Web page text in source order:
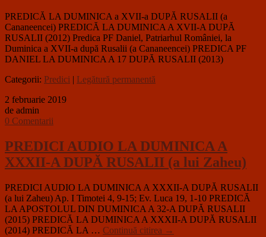
PREDICĂ LA DUMINICA a XVII-a DUPĂ RUSALII (a
Cananeencei) PREDICĂ LA DUMINICA A XVII-A DUPĂ
RUSALII (2012) Predica PF Daniel, Patriarhul României, la
Duminica a XVII-a după Rusalii (a Cananeencei) PREDICA PF
DANIEL LA DUMINICA A 17 DUPĂ RUSALII (2013)
Categorii: Predici | Legătură permanentă
2 februarie 2019
de admin
0 Comentarii
PREDICI AUDIO LA DUMINICA A
XXXII-A DUPĂ RUSALII (a lui Zaheu)
PREDICI AUDIO LA DUMINICA A XXXII-A DUPĂ RUSALII
(a lui Zaheu) Ap. I Timotei 4, 9-15; Ev. Luca 19, 1-10 PREDICĂ
LA APOSTOLUL DIN DUMINICA A 32-A DUPĂ RUSALII
(2015) PREDICĂ LA DUMINICA A XXXII-A DUPĂ RUSALII
(2014) PREDICĂ LA … Continuă citirea →